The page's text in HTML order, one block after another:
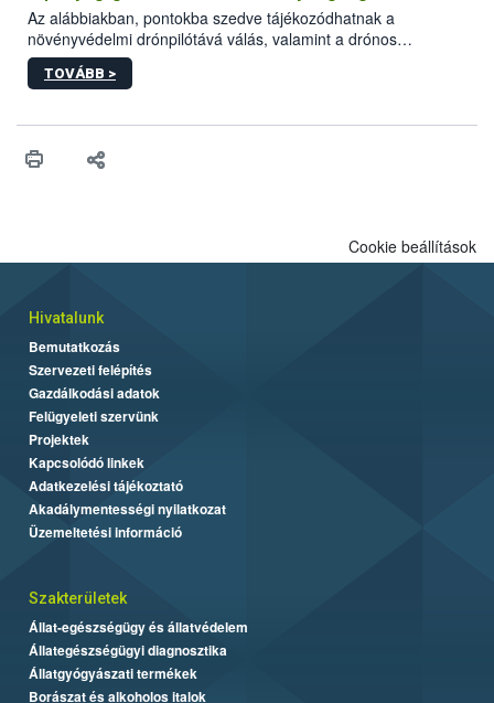
feltételeiről
Az alábbiakban, pontokba szedve tájékozódhatnak a
növényvédelmi drónpilótává válás, valamint a drónos
növényvédelmi és tápanyag-gazdálkodási tevékenység
végzésének legfontosabb feltételeiről*.
TOVÁBB >
Cookie beállítások
Hivatalunk
Bemutatkozás
Szervezeti felépítés
Gazdálkodási adatok
Felügyeleti szervünk
Projektek
Kapcsolódó linkek
Adatkezelési tájékoztató
Akadálymentességi nyilatkozat
Üzemeltetési információ
Szakterületek
Állat-egészségügy és állatvédelem
Állategészségügyi diagnosztika
Állatgyógyászati termékek
Borászat és alkoholos italok